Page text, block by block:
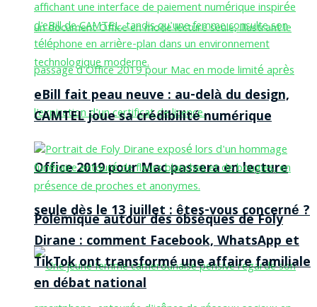
Office 2019 pour Mac passera en lecture
seule dès le 13 juillet : êtes-vous concerné ?
eBill fait peau neuve : au-delà du design,
CAMTEL joue sa crédibilité numérique
Polémique autour des obsèques de Foly
Dirane : comment Facebook, WhatsApp et
TikTok ont transformé une affaire familiale
en débat national